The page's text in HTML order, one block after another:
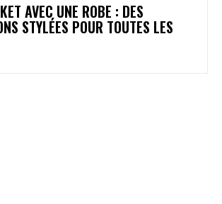
AVEC UNE ROBE : DES
STYLÉES POUR TOUTES LES